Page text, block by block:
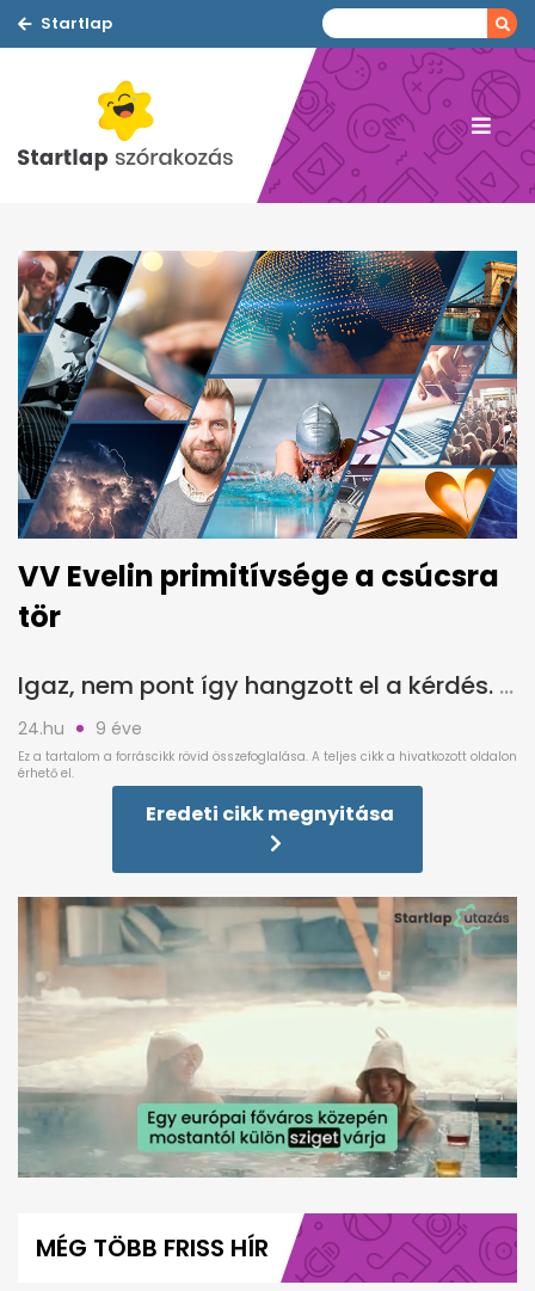
Startlap
VV Evelin primitívsége a csúcsra
tör
Igaz, nem pont így hangzott el a kérdés.
24.hu 9 éve
Eredeti cikk megnyitása
seconds
MÉG TÖBB FRISS HÍR